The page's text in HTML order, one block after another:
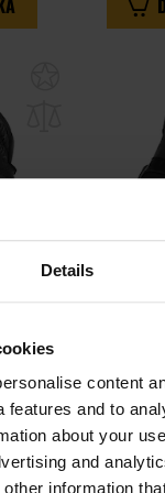
Details
content
features and to
about your
and
information
Black